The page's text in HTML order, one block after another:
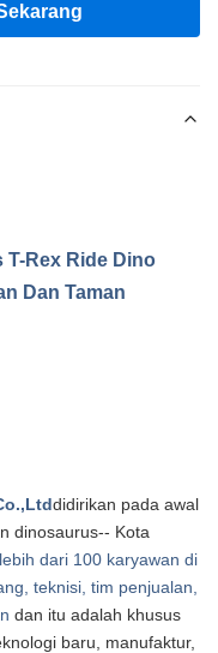
Rex Ride Dino
Dan Taman
didirikan pada awal
dinosaurus-- Kota
dari 100 karyawan di
teknisi, tim penjualan,
dan itu adalah khusus
baru, manufaktur,